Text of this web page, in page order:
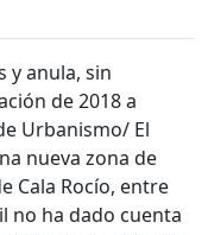
y anula, sin
de 2018 a
Urbanismo/ El
nueva zona de
Cala Rocío, entre
no ha dado cuenta